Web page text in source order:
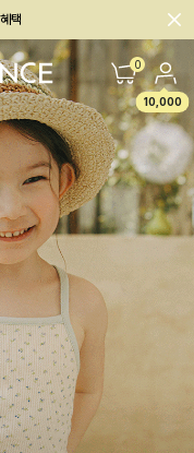
할인!
택 0
10,000
아우터/상의 하의/레깅스